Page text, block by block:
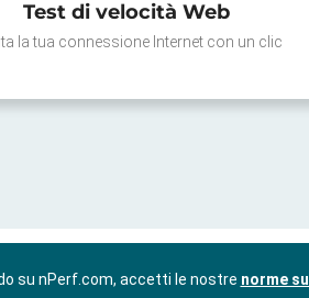
Test di velocità Web
la tua connessione Internet con un clic
su nPerf.com, accetti le nostre norme